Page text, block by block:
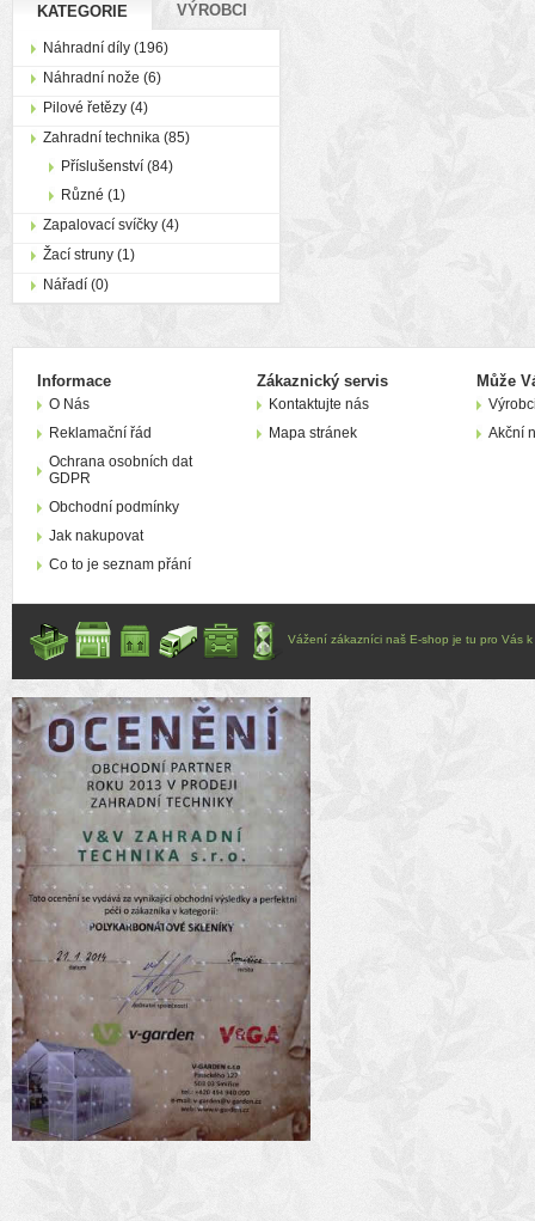
KATEGORIE VÝROBCI
Náhradní díly (196)
Náhradní nože (6)
Pilové řetězy (4)
Zahradní technika (85)
Příslušenství (84)
Různé (1)
Zapalovací svíčky (4)
Žací struny (1)
Nářadí (0)
Informace
O Nás
Reklamační řád
Ochrana osobních dat
GDPR
Obchodní podmínky
Jak nakupovat
Co to je seznam přání
Zákaznický servis
Kontaktujte nás
Mapa stránek
Může
Akční
Vážení zákazníci naš E-shop je tu pro Vás